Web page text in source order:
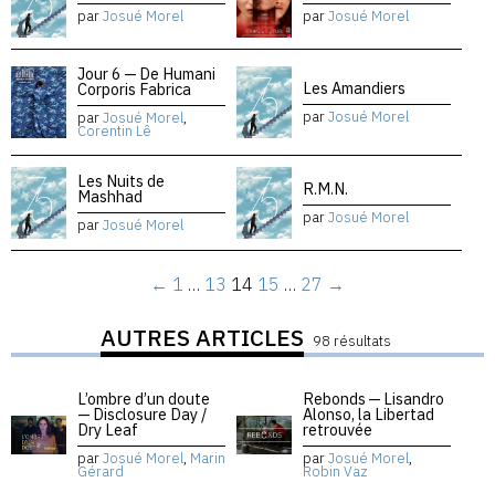
parJosué Morel parJosué Morel
Jour 6 — De Humani
Corporis Fabrica
parJosué Morel,
Corentin Lê
Les Amandiers
parJosué Morel
Les Nuits de
Mashhad
parJosué Morel
R.M.N.
parJosué Morel
← 1 … 13 14 15 … 27 →
AUTRES ARTICLES 98 résultats
L’ombre d’un doute
— Disclosure Day /
Dry Leaf
parJosué Morel, Marin
Gérard
Rebonds — Lisandro
Alonso, la Libertad
retrouvée
parJosué Morel,
Robin Vaz